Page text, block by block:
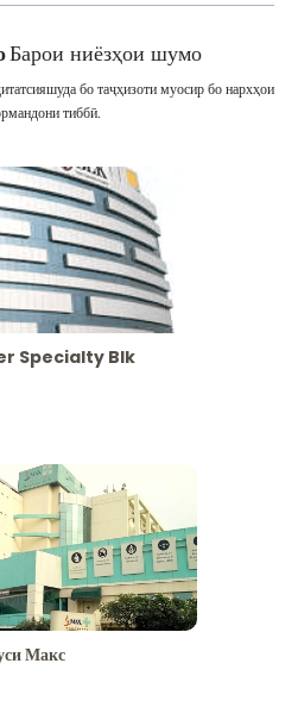
Барои ниёзҳои шумо
бо таҷҳизоти муосир бо нархҳои
тиббӣ.
Specialty Blk
Макс